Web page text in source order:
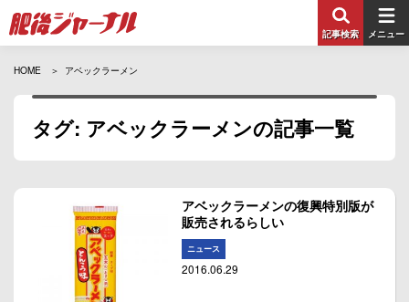
記事検索 メニュー
HOME アベックラーメン
タグ: アベックラーメンの記事一覧
アベックラーメンの復興特別版が
販売されるらしい
ニュース
2016.06.29